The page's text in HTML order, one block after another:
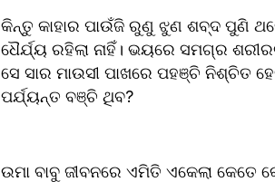
କିନ୍ତୁ କାହାର ପାଉଁଜି ରୁଣୁ ଝୁଣ ଶବ୍ଦ ପୁଣି
ଧୈର୍ଯ୍ୟ ରହିଲା ନାହିଁ। ଭୟରେ ସମଗ୍ର
ସେ ସାର ମାଉସୀ ପାଖରେ ପହଞ୍ଚି ନିଶ୍ଚିତ
ପର୍ଯ୍ୟନ୍ତ ବଞ୍ଚି ଥିବ?
ଉମା ବାବୁ ଜୀବନରେ ଏମିତି ଏକେଲା କେତେ